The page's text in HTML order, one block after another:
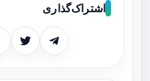
اشتراک‌گذاری